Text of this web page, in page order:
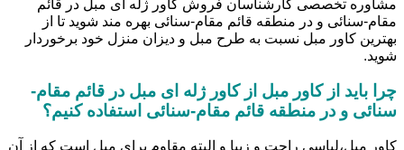
مشاوره تخصصی کارشناسان فروش کاور ژله ای مبل در قائم
مقام-سنائی و در منطقه قائم مقام-سنائی بهره مند شوید تا از
بهترین کاور مبل نسبت به طرح مبل و دیزان منزل خود برخوردار
شوید.
چرا باید از کاور مبل از کاور ژله ای مبل در قائم مقام-
سنائی و در منطقه قائم مقام-سنائی استفاده کنیم؟
کاور مبل،لباسی راحت و زیبا و البته مقاوم برای مبل است که از آن